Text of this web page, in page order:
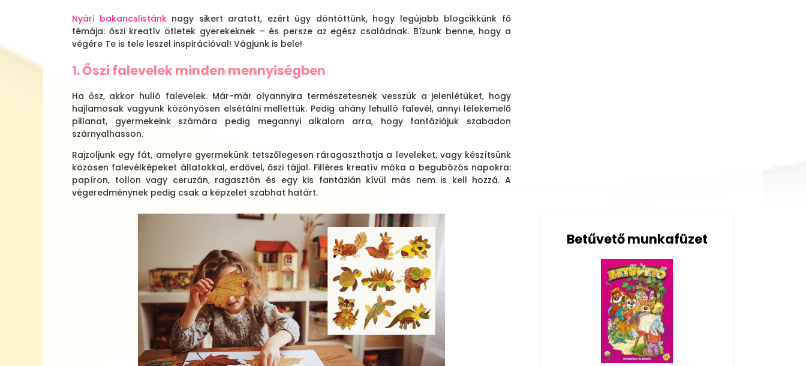
Nyári bakancslistánknagy sikert aratott, ezért úgy döntöttünk, hogy legújabb blogcikkünk fő
témája: őszi kreatív ötletek gyerekeknek – és persze az egész családnak. Bízunk benne, hogy a
végére Te is tele leszel inspirációval! Vágjunk is bele!
1. Őszi falevelek minden mennyiségben
Ha ősz, akkor hulló falevelek. Már-már olyannyira természetesnek vesszük a jelenlétüket, hogy
hajlamosak vagyunk közönyösen elsétálni mellettük. Pedig ahány lehulló falevél, annyi lélekemelő
pillanat, gyermekeink számára pedig megannyi alkalom arra, hogy fantáziájuk szabadon
szárnyalhasson.
Rajzoljunk egy fát, amelyre gyermekünk tetszőlegesen ráragaszthatja a leveleket, vagy készítsünk
közösen falevélképeket állatokkal, erdővel, őszi tájjal. Filléres kreatív móka a begubózós napokra:
papíron, tollon vagy ceruzán, ragasztón és egy kis fantázián kívül más nem is kell hozzá. A
végeredménynek pedig csak a képzelet szabhat határt.
Betűvető munkafüzet